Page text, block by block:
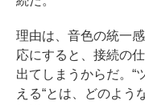
理由は、音色の統一
応にすると、接続の
出てしまうからだ。“
える“とは、どのよう